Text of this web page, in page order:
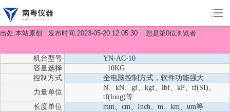
压敏胶剥离力试验机交机图
出处:本站原创 发布时间:2023-05-20 12:05:30 您是第0位浏览者
机台型号
YN-AC-10
容量选择
10KG
控制方式
全电脑控制方式，软件功能强大
力量单位
N、kN、gf、kgf、lbf、kP、tf(SI)、
tf(long)等
长度单位
mm、cm、Inch、m、km、um等